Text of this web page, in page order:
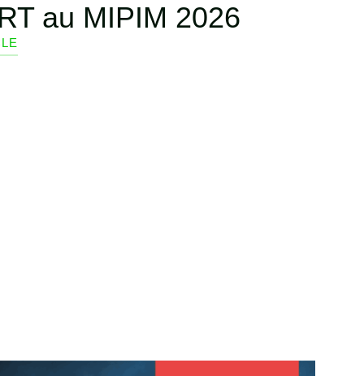
au MIPIM 2026